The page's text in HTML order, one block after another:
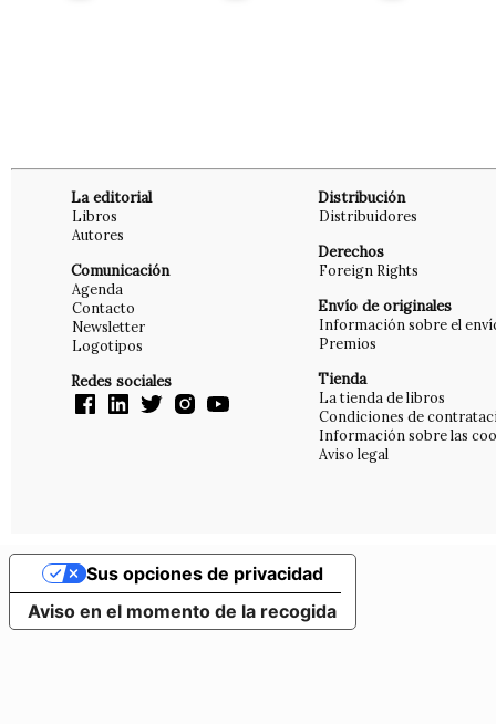
La editorial
Libros
Autores
Comunicación
Agenda
Contacto
Newsletter
Logotipos
Redes sociales
Distribución
Distribuidores
Derechos
Foreign Rights
Envío de originales
Información sobre el
Premios
Tienda
La tienda de libros
Condiciones de
Información sobre las
Aviso legal
Aviso en el momento de la recogida
Sus opciones de privacidad